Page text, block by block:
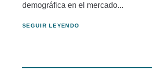
demográfica en el mercado...
SEGUIR LEYENDO